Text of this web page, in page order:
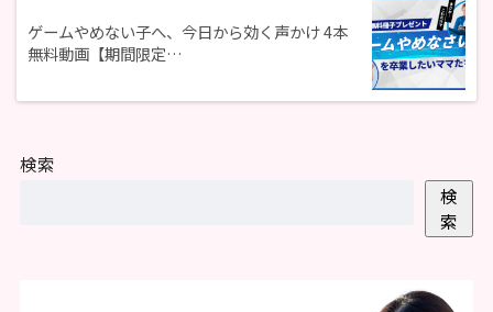
ゲームやめない子へ、今日から効く声かけ 4本
無料動画【期間限定…
検索
検
索